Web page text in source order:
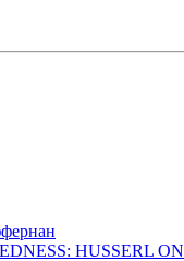
HUSSERL ON